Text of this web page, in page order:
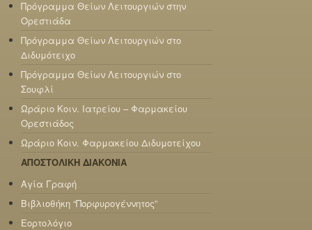
Πρόγραμμα Θείων Λειτουργιών στην
Ορεστιάδα
Πρόγραμμα Θείων Λειτουργιών στο
Διδυμότειχο
Πρόγραμμα Θείων Λειτουργιών στο
Σουφλί
Ωράριο Κοιν. Ιατρείου – Φαρμακείου
Ορεστιάδος
Ωράριο Κοιν. Φαρμακείου Διδυμοτείχου
ΑΠΟΣΤΟΛΙΚΗ ΔΙΑΚΟΝΙΑ
Αγία Γραφή
Βιβλιοθήκη “Πορφυρογέννητος”
Εορτολόγιο